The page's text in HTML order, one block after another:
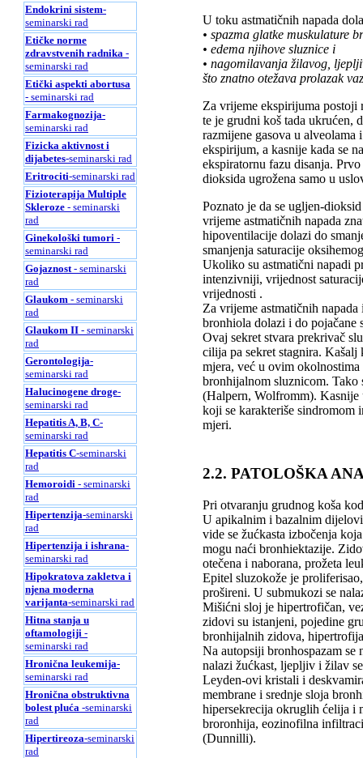
Endokrini sistem-
seminarski rad
Etičke norme
zdravstvenih radnika -
seminarski rad
Etički aspekti abortusa
- seminarski rad
Farmakognozija-
seminarski rad
Fizicka aktivnost i
dijabetes-seminarski rad
Eritrociti-seminarski rad
Fizioterapija Multiple
Skleroze - seminarski
rad
Ginekološki tumori -
seminarski rad
Gojaznost- seminarski
rad
Glaukom - seminarski
rad
Glaukom II - seminarski
rad
Gerontologija-
seminarski rad
Halucinogene droge-
seminarski rad
Hepatitis A, B, C-
seminarski rad
Hepatitis C-seminarski
rad
Hemoroidi - seminarski
rad
Hipertenzija-seminarski
rad
Hipertenzija i ishrana-
seminarski rad
Hipokratova zakletva i
njena moderna
varijanta-seminarski rad
Hitna stanja u
oftamologiji -
seminarski rad
Hronična leukemija-
seminarski rad
Hronična obstruktivna
bolest pluća -seminarski
rad
Hipertireoza-seminarski
rad
U toku astmatičnih napada
• spazma glatke muskulature
• edema njihove sluznice i
• nagomilavanja žilavog,
što znatno otežava prolazak
Za vrijeme ekspirijuma postoji
te je grudni koš tada ukrućen,
razmijene gasova u
ekspirijum, a kasnije kada se
ekspiratornu fazu disanja.
dioksida ugrožena samo u
Poznato je da se ugljen-
vrijeme astmatičnih napada
hipoventilacije dolazi do
smanjenja saturacije
Ukoliko su astmatični napadi
intenzivniji, vrijednost
vrijednosti .
Za vrijeme astmatičnih
bronhiola dolazi i do
Ovaj sekret stvara prekrivač
cilija pa sekret stagnira.
mjera, već u ovim
bronhijalnom sluznicom. Tako
(Halpern, Wolfromm). Kasnije
koji se karakteriše
mjeri.
2.2. PATOLOŠKA
Pri otvaranju grudnog koša
U apikalnim i bazalnim
vide se žućkasta izbočenja
mogu naći bronhiektazije.
otečena i naborana, prožeta
Epitel sluzokože je
prošireni. U submukozi se
Mišićni sloj je hipertrofičan,
zidovi su istanjeni, pojedine
bronhijalnih zidova,
Na autopsiji bronhospazam se
nalazi žućkast, ljepljiv i žilav
Leyden-ovi kristali i
membrane i srednje sloja
hipersekrecija okruglih ćelija i
broronhija, eozinofilna
(Dunnilli).